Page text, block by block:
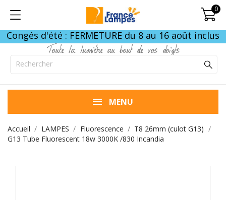
0
Congés d'été : FERMETURE du 8 au 16 août inclus
Toute la lumière au bout de vos doigts
MENU
Accueil LAMPES Fluorescence
T8 26mm (culot G13)
G13 Tube Fluorescent 18w 3000K /830 Incandia